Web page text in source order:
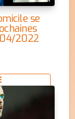
se
2022